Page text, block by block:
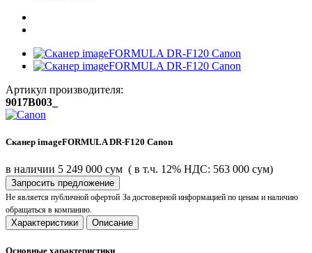
Артикул производителя:
9017B003_
Сканер imageFORMULA DR-F120 Canon
в наличии 5 249 000 сум ( в т.ч. 12% НДС: 563 000 сум)
Запросить предложение
Не является публичной офертой За достоверной информацией по ценам и наличию
обращаться в компанию.
Характеристики Описание
Основные характеристики